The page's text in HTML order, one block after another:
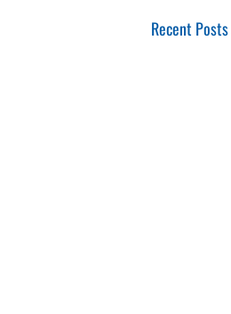
Recent Posts